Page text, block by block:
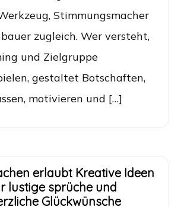
Stimmungsmacher
zugleich. Wer versteht,
und Zielgruppe
gestaltet Botschaften,
motivieren und […]
erlaubt Kreative Ideen
lustige sprüche und
Glückwünsche